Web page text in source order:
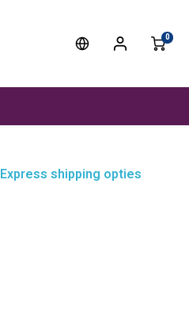
0
Express shipping opties